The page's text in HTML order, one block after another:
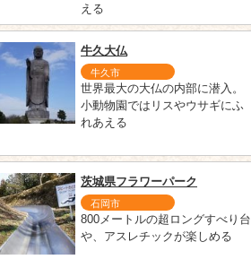
える
牛久大仏
牛久市
世界最大の大仏の内部に潜入。
小動物園ではリスやウサギにふ
れあえる
茨城県フラワーパーク
石岡市
800メートルの超ロングすべり台
や、アスレチックが楽しめる